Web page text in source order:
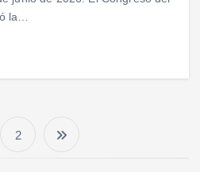
la…
2